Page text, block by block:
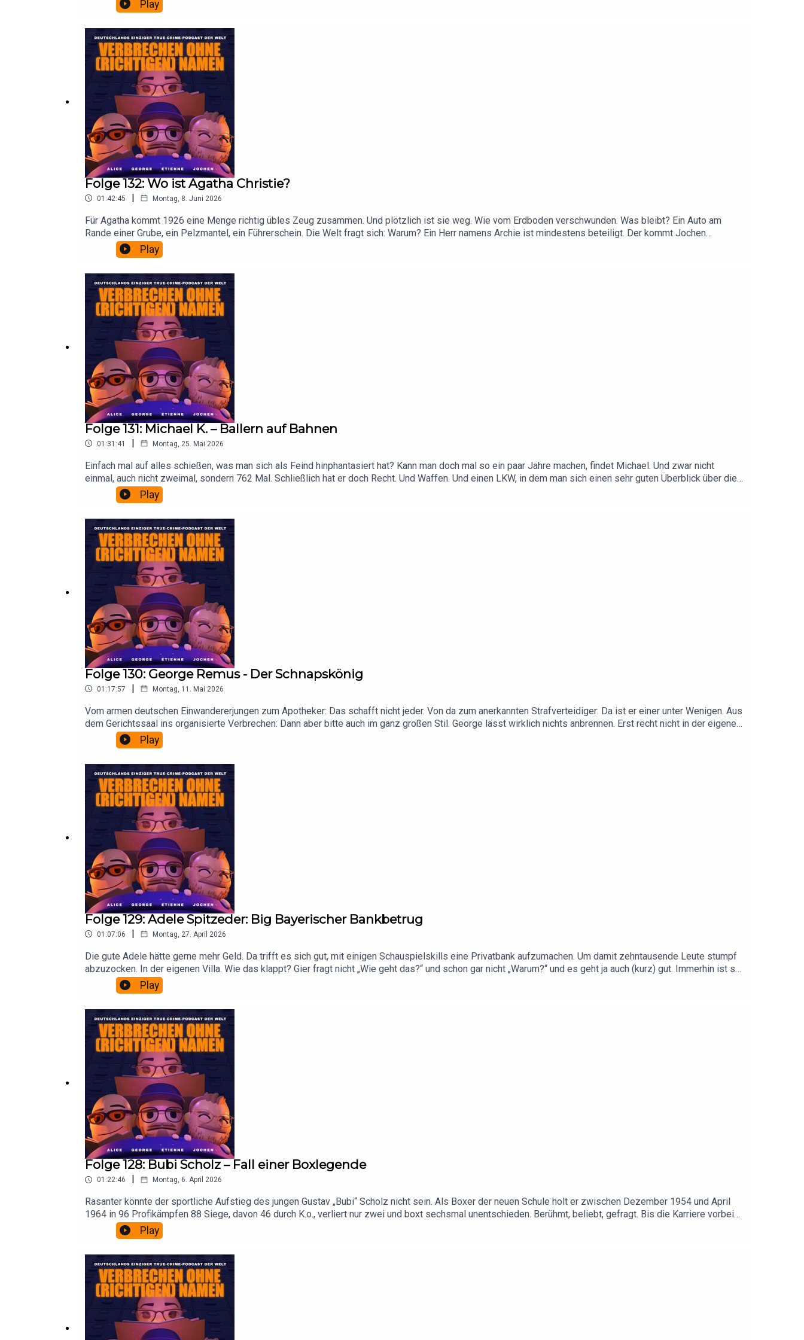
findet ihr bei uns auf steady.
Play
Folge 132: Wo ist Agatha Christie?
01:42:45 | Montag, 8. Juni 2026
Für Agatha kommt 1926 eine Menge richtig übles Zeug zusammen. Und plötzlich ist sie weg. Wie vom Erdboden verschwunden. Was bleibt? Ein Auto am
Rande einer Grube, ein Pelzmantel, ein Führerschein. Die Welt fragt sich: Warum? Ein Herr namens Archie ist mindestens beteiligt. Der kommt Jochen
übrigens gleich komisch vor. Wir werden das bis heute offene Rätsel auch mit unserem ersten Gast Silke Schröckert nicht lösen – aber einen Überblick
darüber bekommen, wie und warum Schreiben für Agatha hervorragend funktioniert. Und wie sogar Alpträume in der Kindheit dabei helfen können.
Play
Folge 131: Michael K. – Ballern auf Bahnen
01:31:41 | Montag, 25. Mai 2026
Einfach mal auf alles schießen, was man sich als Feind hinphantasiert hat? Kann man doch mal so ein paar Jahre machen, findet Michael. Und zwar nicht
einmal, auch nicht zweimal, sondern 762 Mal. Schließlich hat er doch Recht. Und Waffen. Und einen LKW, in dem man sich einen sehr guten Überblick über die
Kriegslage auf deutschen und europäischen Autobahnen verschaffen kann. Das ruft in den Jahren 2008 bis 2013 die bisher größtangelegte,
länderübergreifende Fahndung des BKA auf den Plan. Spoiler: Es endet, wie so oft, mit einer Vollbremsung.
Play
Folge 130: George Remus - Der Schnapskönig
01:17:57 | Montag, 11. Mai 2026
Vom armen deutschen Einwandererjungen zum Apotheker: Das schafft nicht jeder. Von da zum anerkannten Strafverteidiger: Da ist er einer unter Wenigen. Aus
dem Gerichtssaal ins organisierte Verbrechen: Dann aber bitte auch im ganz großen Stil. George lässt wirklich nichts anbrennen. Erst recht nicht in der eigenen
Verteidigung vor einer begeisterten Jury.
Play
Folge 129: Adele Spitzeder: Big Bayerischer Bankbetrug
01:07:06 | Montag, 27. April 2026
Die gute Adele hätte gerne mehr Geld. Da trifft es sich gut, mit einigen Schauspielskills eine Privatbank aufzumachen. Um damit zehntausende Leute stumpf
abzuzocken. In der eigenen Villa. Wie das klappt? Gier fragt nicht „Wie geht das?“ und schon gar nicht „Warum?“ und es geht ja auch (kurz) gut. Immerhin ist sie
eine Wohltäterin. Gelernt ist gelernt. Und zur Not kann man ja immer noch singen.
Play
Folge 128: Bubi Scholz – Fall einer Boxlegende
01:22:46 | Montag, 6. April 2026
Rasanter könnte der sportliche Aufstieg des jungen Gustav „Bubi“ Scholz nicht sein. Als Boxer der neuen Schule holt er zwischen Dezember 1954 und April
1964 in 96 Profikämpfen 88 Siege, davon 46 durch K.o., verliert nur zwei und boxt sechsmal unentschieden. Berühmt, beliebt, gefragt. Bis die Karriere vorbei
ist. Und mit ihr vieles, was sein bisheriges Leben schillernd und bunt gemacht hat. Es folgt: Ein stetiger öffentlicher und privater Weg bergab. Ab dem 23. Juli
1984 wird er für die Öffentlichkeit der Bubi Scholz sein, der mit tödlichen Folgen durch eine Badezimmertür geschossen hat.
Play